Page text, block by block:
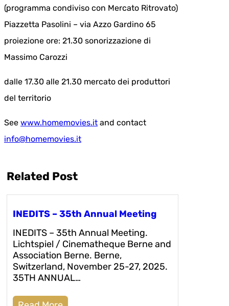
(programma condiviso con Mercato Ritrovato)
Piazzetta Pasolini – via Azzo Gardino 65
proiezione ore: 21.30 sonorizzazione di
Massimo Carozzi
dalle 17.30 alle 21.30 mercato dei produttori
del territorio
See www.homemovies.it and contact
info@homemovies.it
Related Post
INEDITS – 35th Annual Meeting
INEDITS – 35th Annual Meeting.
Lichtspiel / Cinematheque Berne and
Association Berne. Berne,
Switzerland, November 25-27, 2025.
35TH ANNUAL…